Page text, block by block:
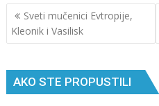
Кретање
чланка
Sveti mučenici Evtropije,
Kleonik i Vasilisk
AKO STE PROPUSTILI